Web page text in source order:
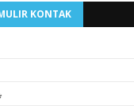
KONTAK